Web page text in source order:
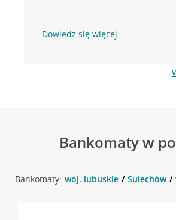
Dowiedz się więcej
Bankomaty w
Bankomaty: woj. lubuskie Sulechów